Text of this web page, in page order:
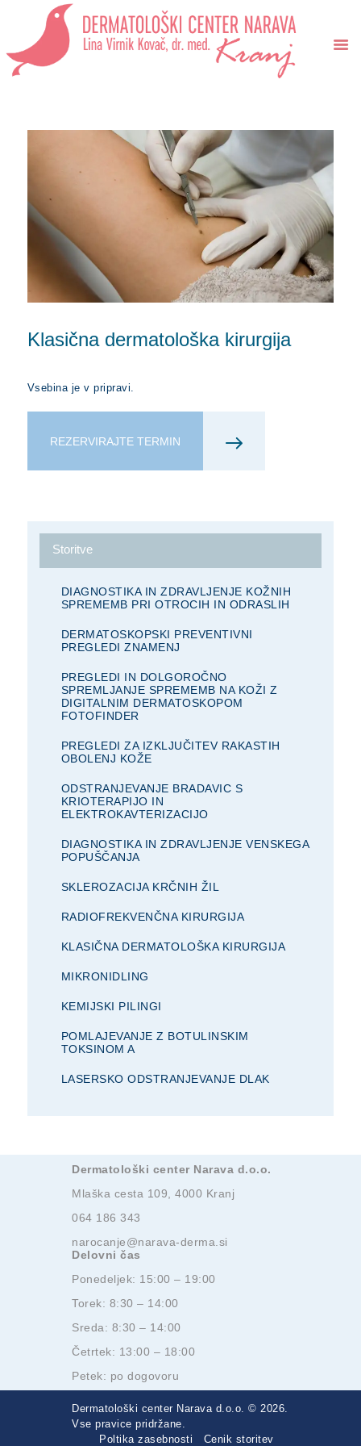
Dermatološki center Narava
STORITVE
NAROČI SE
Klasična dermatološka kirurgija
Vsebina je v pripravi.
REZERVIRAJTE TERMIN
Storitve
DIAGNOSTIKA IN ZDRAVLJENJE KOŽNIH
SPREMEMB PRI OTROCIH IN ODRASLIH
DERMATOSKOPSKI PREVENTIVNI
PREGLEDI ZNAMENJ
PREGLEDI IN DOLGOROČNO
SPREMLJANJE SPREMEMB NA KOŽI Z
DIGITALNIM DERMATOSKOPOM
FOTOFINDER
PREGLEDI ZA IZKLJUČITEV RAKASTIH
OBOLENJ KOŽE
ODSTRANJEVANJE BRADAVIC S
KRIOTERAPIJO IN
ELEKTROKAVTERIZACIJO
DIAGNOSTIKA IN ZDRAVLJENJE VENSKEGA
POPUŠČANJA
SKLEROZACIJA KRČNIH ŽIL
RADIOFREKVENČNA KIRURGIJA
KLASIČNA DERMATOLOŠKA KIRURGIJA
MIKRONIDLING
KEMIJSKI PILINGI
POMLAJEVANJE Z BOTULINSKIM
TOKSINOM A
LASERSKO ODSTRANJEVANJE DLAK
Dermatološki center Narava d.o.o.
Mlaška cesta 109, 4000 Kranj
064 186 343
narocanje@narava-derma.si
Delovni čas
Ponedeljek: 15:00 – 19:00
Torek: 8:30 – 14:00
Sreda: 8:30 – 14:00
Četrtek: 13:00 – 18:00
Petek: po dogovoru
Dermatološki center Narava d.o.o. © 2026.
Vse pravice pridržane.
Poltika zasebnosti
Cenik storitev